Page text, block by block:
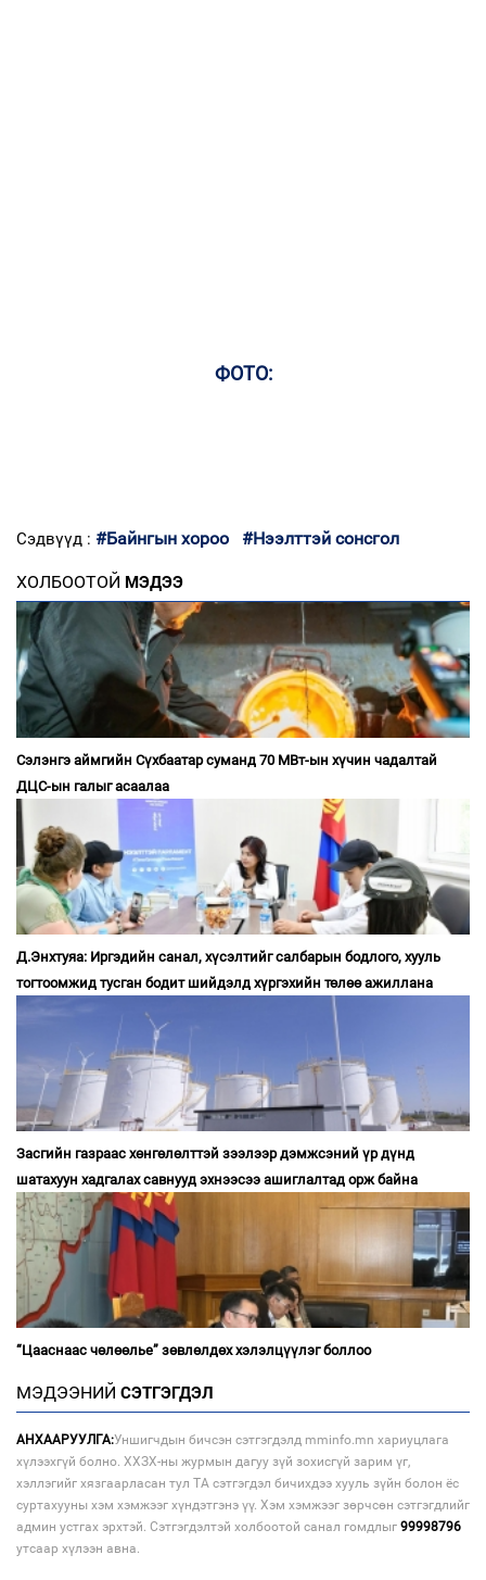
ФОТО:
Сэдвүүд : #Байнгын хороо #Нээлттэй сонсгол
ХОЛБООТОЙ МЭДЭЭ
Сэлэнгэ аймгийн Сүхбаатар суманд 70 МВт-ын хүчин чадалтай
ДЦС-ын галыг асаалаа
Д.Энхтуяа: Иргэдийн санал, хүсэлтийг салбарын бодлого, хууль
тогтоомжид тусган бодит шийдэлд хүргэхийн төлөө ажиллана
Засгийн газраас хөнгөлөлттэй зээлээр дэмжсэний үр дүнд
шатахуун хадгалах савнууд эхнээсээ ашиглалтад орж байна
“Цааснаас чөлөөлье” зөвлөлдөх хэлэлцүүлэг боллоо
МЭДЭЭНИЙ СЭТГЭГДЭЛ
АНХААРУУЛГА:Уншигчдын бичсэн сэтгэгдэлд mminfo.mn хариуцлага
хүлээхгүй болно. ХХЗХ-ны журмын дагуу зүй зохисгүй зарим үг,
хэллэгийг хязгаарласан тул ТА сэтгэгдэл бичихдээ хууль зүйн болон ёс
суртахууны хэм хэмжээг хүндэтгэнэ үү. Хэм хэмжээг зөрчсөн сэтгэгдлийг
админ устгах эрхтэй. Сэтгэгдэлтэй холбоотой санал гомдлыг 99998796
утсаар хүлээн авна.